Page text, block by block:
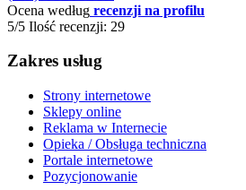
Ocena według recenzji na profilu
5/5 Ilość recenzji: 29
Zakres usług
Strony internetowe
Sklepy online
Reklama w Internecie
Opieka / Obsługa techniczna
Portale internetowe
Pozycjonowanie